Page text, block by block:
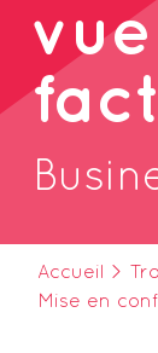
Accueil >
Mise en